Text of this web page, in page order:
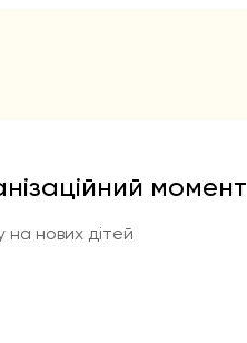
момент
на нових дітей